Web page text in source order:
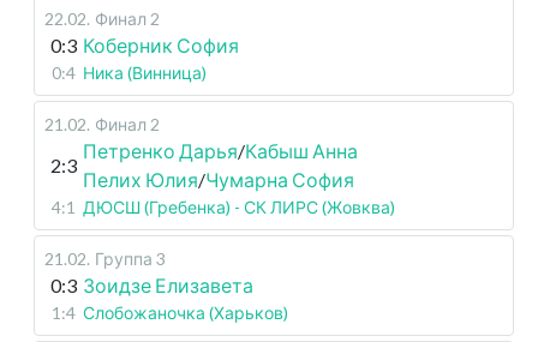
22.02. Финал 2
0:3 Коберник София
0:4 Ника (Винница)
21.02. Финал 2
2:3
Петренко Дарья/Кабыш Анна
Пелих Юлия/Чумарна София
4:1 ДЮСШ (Гребенка) - СК ЛИРС (Жовква)
21.02. Группа 3
0:3 Зоидзе Елизавета
1:4 Слобожаночка (Харьков)